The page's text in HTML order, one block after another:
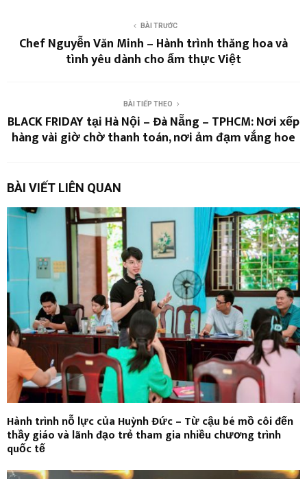
BÀI TRƯỚC
Chef Nguyễn Văn Minh – Hành trình thăng hoa và
tình yêu dành cho ẩm thực Việt
BÀI TIẾP THEO
BLACK FRIDAY tại Hà Nội – Đà Nẵng – TPHCM: Nơi xếp
hàng vài giờ chờ thanh toán, nơi ảm đạm vắng hoe
BÀI VIẾT LIÊN QUAN
Hành trình nỗ lực của Huỳnh Đức – Từ cậu bé mồ côi đến
thầy giáo và lãnh đạo trẻ tham gia nhiều chương trình
quốc tế